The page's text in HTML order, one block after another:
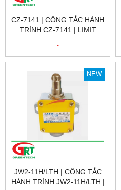
CZ-7141 | CÔNG TẮC HÀNH
TRÌNH CZ-7141 | LIMIT
.
NEW
JW2-11H/LTH | CÔNG TẮC
HÀNH TRÌNH JW2-11H/LTH |